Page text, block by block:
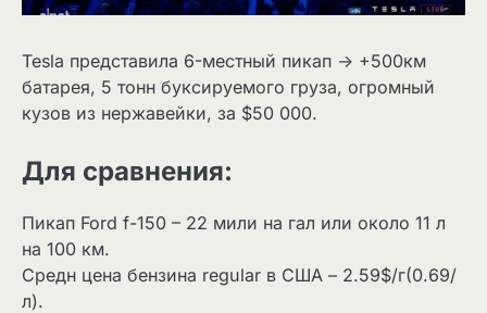
Tesla представила 6-местный пикап -> +500км
батарея, 5 тонн буксируемого груза, огромный
кузов из нержавейки, за $50 000.
Для сравнения:
Пикап Ford f-150 – 22 мили на гал или около 11 л
на 100 км.
Средн цена бензина regular в США – 2.59$/г(0.69/
л).